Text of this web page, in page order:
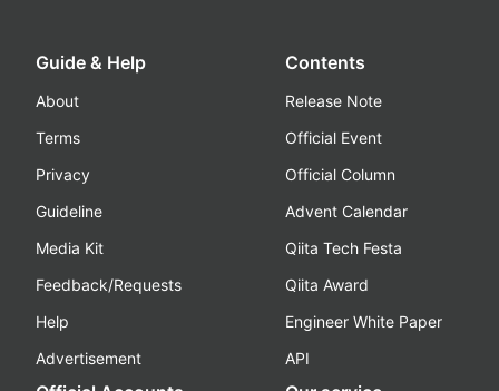
Guide & Help
About
Terms
Privacy
Guideline
Media Kit
Feedback/Requests
Help
Advertisement
Contents
Release Note
Official Event
Official Column
Advent Calendar
Qiita Tech Festa
Qiita Award
Engineer White Paper
API